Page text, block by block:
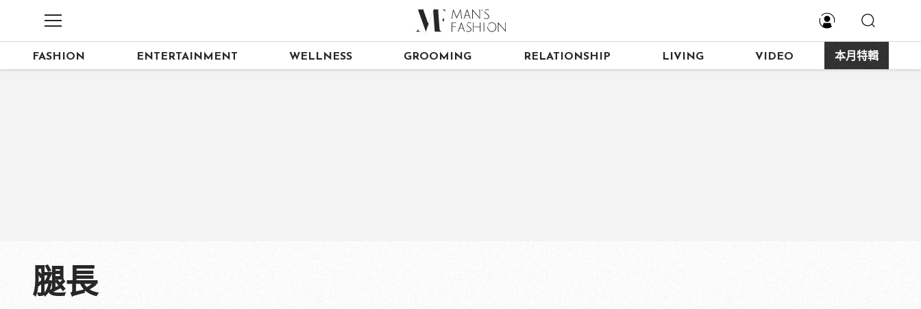
FASHION ENTERTAINMENT WELLNESS GROOMING RELATIONSHIP LIVING VIDEO 本月特輯
腿長